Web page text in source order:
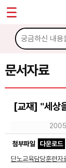
문서자료
[교재] "세상
첨부파일
다운로드
단노교육담당훈련
마이페이지
소개
소식
문서자료